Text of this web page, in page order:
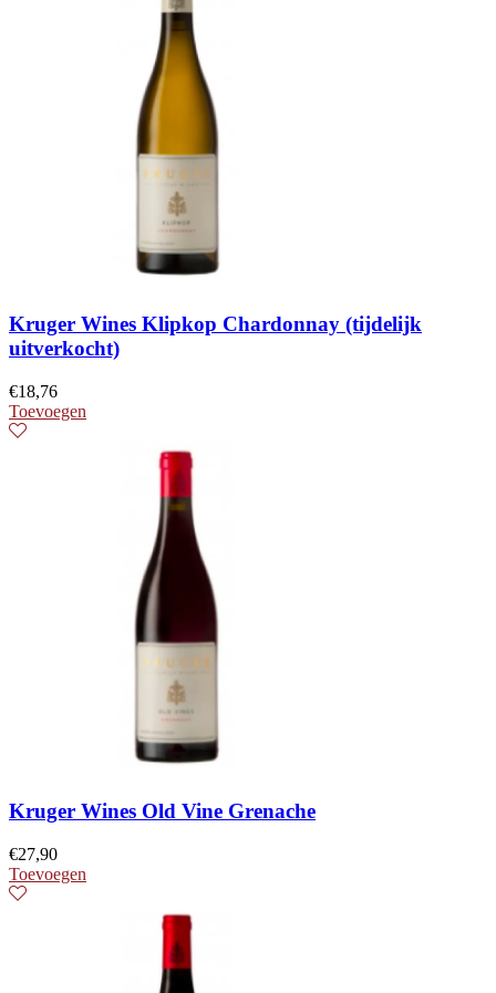
Kruger Wines Klipkop Chardonnay (tijdelijk
uitverkocht)
€18,76
Toevoegen
Kruger Wines Old Vine Grenache
€27,90
Toevoegen